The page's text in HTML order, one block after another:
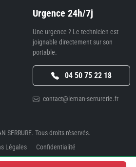
Urgence 24h/7j
Une urgence ? Le technicien est
joignable directement sur son
portable.
04 50 75 22 18
contact@leman-serrurerie.fr
SERRURE. Tous droits réservés.
Légales
Confidentialité